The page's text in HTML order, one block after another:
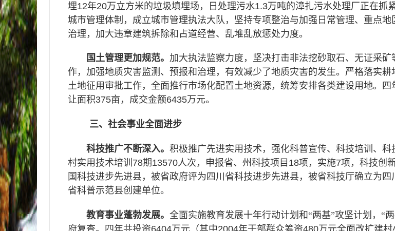
埋12年20万立方米的垃圾填埋场，日处理污水1.3万吨的漳扎污水处理厂正在抓
城市管理体制，成立城市管理执法大队，坚持专项整治与加强日常管理、重点
治理，加大违章建筑拆除和占道经营、乱堆乱放惩处力度。
国土管理更加规范。 加大执法监察力度，坚决打击非法挖砂取石、无证采矿
作，加强地质灾害监测、预报和治理，有效减少了地质灾害的发生。严格落实
土地征用审批工作，全面推行市场化配置土地资源，统筹安排各类建设用地。
让面积375亩，成交金额6435万元。
三、社会事业全面进步
科技推广不断深入。 积极推广先进实用技术，强化科普宣传、科技培训、
村实用技术培训 78期13570人次，申报省、州科技项目 18项，实施7项，科技创
国科技进步先进县，被省政府评为四川省科技进步先进县，被省科技厅确立为四
省科普示范县创建单位。
教育事业蓬勃发展。 全面实施教育发展十年行动计划和“两基”攻坚计划，“
府复查。四年共投资6404万元（其中2004年干部群众筹资480万元全面改扩建